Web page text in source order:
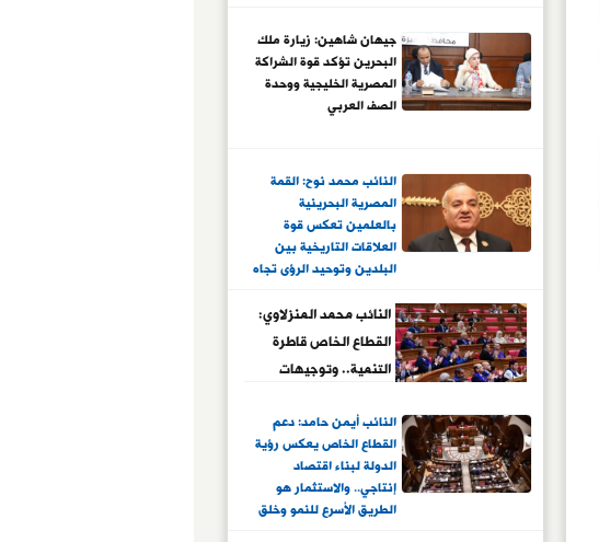
جيهان شاهين: زيارة ملك
البحرين تؤكد قوة الشراكة
المصرية الخليجية ووحدة
الصف العربي
النائب محمد نوح: القمة
المصرية البحرينية
بالعلمين تعكس قوة
العلاقات التاريخية بين
البلدين وتوحيد الرؤى تجاه
النائب محمد المنزلاوي:
القطاع الخاص قاطرة
التنمية.. وتوجيهات
ملامح اقتصاد أكثر
تنافسية واستدامة
النائب أيمن حامد: دعم
القطاع الخاص يعكس رؤية
الدولة لبناء اقتصاد
إنتاجي.. والاستثمار هو
الطريق الأسرع للنمو وخلق